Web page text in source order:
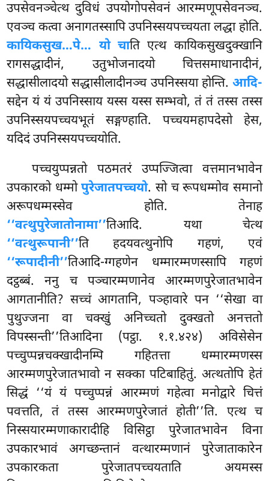
उपसेवनञ्चेत्थ दुविधं उपयोगोपसेवनं आरम्मणूपसेवनञ्च.
एवञ्च कत्वा अनागतस्सापि उपनिस्सयपच्चयता लद्धा होति.
कायिकसुख…पे… यो चाति एत्थ कायिकसुखदुक्खानि
रागसद्धादीनं, उतुभोजनादयो चित्तसमाधानादीनं,
सद्धासीलादयो सद्धासीलादीनञ्च उपनिस्सया होन्ति. आदि-
सद्देन यं यं उपनिस्साय यस्स यस्स सम्भवो, तं तं तस्स तस्स
उपनिस्सयपच्चयभूतं सङ्गण्हाति. पच्चयमहापदेसो हेस,
यदिदं उपनिस्सयपच्चयोति.
पच्चयुप्पन्नतो पठमतरं उप्पज्जित्वा वत्तमानभावेन
उपकारको धम्मोपुरेजातपच्चयो. सो च रूपधम्मोव समानो
अरूपधम्मस्सेव होति. तेनाह
‘‘वत्थुपुरेजातोनामा’’तिआदि. यथा चेत्थ
‘‘वत्थुरूपानी’’ति हदयवत्थुनोपि गहणं, एवं
‘‘रूपादीनी’’तिआदि-ग्गहणेन धम्मारम्मणस्सापि गहणं
दट्ठब्बं. ननु च पञ्चारम्मणानेव आरम्मणपुरेजातभावेन
आगतानीति? सच्चं आगतानि, पञ्हावारे पन ‘‘सेखा वा
पुथुज्जना वा चक्खुं अनिच्चतो दुक्खतो अनत्ततो
विपस्सन्ती’’तिआदिना (पट्ठा. १.१.४२४) अविसेसेन
पच्चुप्पन्नचक्खादीनम्पि गहितत्ता धम्मारम्मणस्स
आरम्मणपुरेजातभावो न सक्का पटिबाहितुं. अत्थतोपि हेतं
सिद्धं ‘‘यं यं पच्चुप्पन्नं आरम्मणं गहेत्वा मनोद्वारे चित्तं
पवत्तति, तं तस्स आरम्मणपुरेजातं होती’’ति. एत्थ च
निस्सयारम्मणाकारादीहि विसिट्ठा पुरेजातभावेन विना
उपकारभावं अगच्छन्तानं वत्थारम्मणानं पुरेजाताकारेन
उपकारकता पुरेजातपच्चयताति अयमस्स